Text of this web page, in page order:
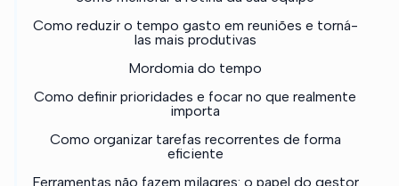
Como reduzir o tempo gasto em reuniões e torná-
las mais produtivas
Mordomia do tempo
Como definir prioridades e focar no que realmente
importa
Como organizar tarefas recorrentes de forma
eficiente
Ferramentas não fazem milagres: o papel do gestor